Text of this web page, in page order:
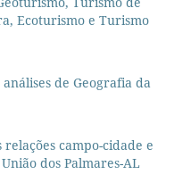
Ecoturismo e Turismo
de Geografia da
campo-cidade e
dos Palmares-AL